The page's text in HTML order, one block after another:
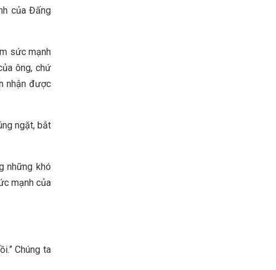
của Đấng
sức mạnh
ông, chứ
nhận được
ngặt, bắt
những khó
mạnh của
Chúng ta